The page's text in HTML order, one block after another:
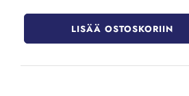
LISÄÄ OSTOSKORIIN